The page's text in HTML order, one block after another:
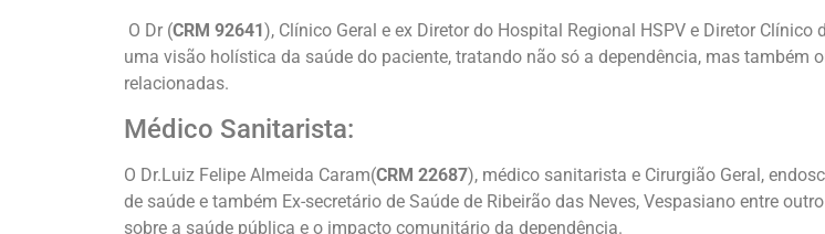
O Dr (CRM 92641), Clínico Geral e ex Diretor do Hospital Regional HSPV e Diretor Clínico
uma visão holística da saúde do paciente, tratando não só a dependência, mas também
relacionadas.
Médico Sanitarista:
O Dr.Luiz Felipe Almeida Caram(CRM 22687), médico sanitarista e Cirurgião Geral,
de saúde e também Ex-secretário de Saúde de Ribeirão das Neves, Vespasiano entre
sobre a saúde pública e o impacto comunitário da dependência.